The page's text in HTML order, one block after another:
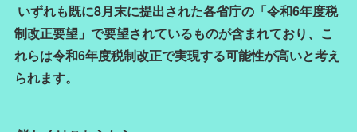
いずれも既に8月末に提出された各省庁の「令和6年度税
制改正要望」で要望されているものが含まれており、こ
れらは令和6年度税制改正で実現する可能性が高いと考え
られます。